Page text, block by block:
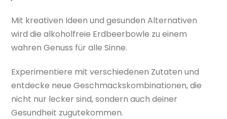
Mit kreativen Ideen und gesunden Alternativen
wird die alkoholfreie Erdbeerbowle zu einem
wahren Genuss für alle Sinne.
Experimentiere mit verschiedenen Zutaten und
entdecke neue Geschmackskombinationen, die
nicht nur lecker sind, sondern auch deiner
Gesundheit zugutekommen.